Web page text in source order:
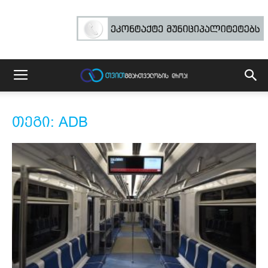
თეგი: ADB